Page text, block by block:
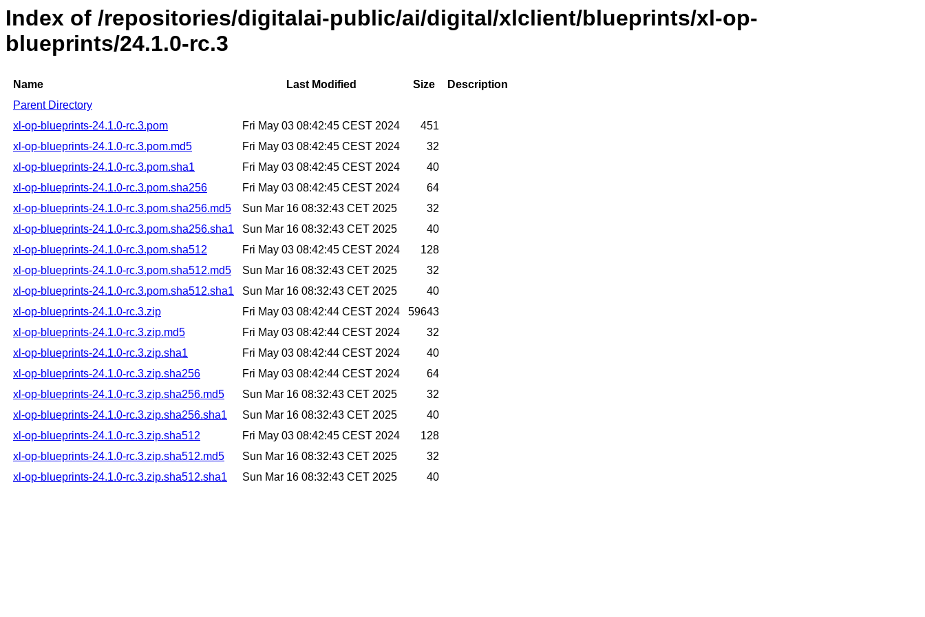
Index of /repositories/digitalai-public/ai/digital/xlclient/blueprints/xl-op-
blueprints/24.1.0-rc.3
Name Last Modified Size
Description
Parent Directory
xl-op-blueprints-24.1.0-rc.3.pom
Fri May 03 08:42:45 CEST 2024
451
xl-op-blueprints-24.1.0-rc.3.pom.md5
Fri May 03 08:42:45 CEST 2024
32
xl-op-blueprints-24.1.0-rc.3.pom.sha1
Fri May 03 08:42:45 CEST 2024
40
xl-op-blueprints-24.1.0-rc.3.pom.sha256
Fri May 03 08:42:45 CEST 2024
64
xl-op-blueprints-24.1.0-rc.3.pom.sha256.md5
Sun Mar 16 08:32:43 CET 2025
32
xl-op-blueprints-24.1.0-rc.3.pom.sha256.sha1
Sun Mar 16 08:32:43 CET 2025
40
xl-op-blueprints-24.1.0-rc.3.pom.sha512
Fri May 03 08:42:45 CEST 2024
128
xl-op-blueprints-24.1.0-rc.3.pom.sha512.md5
Sun Mar 16 08:32:43 CET 2025
32
xl-op-blueprints-24.1.0-rc.3.pom.sha512.sha1
Sun Mar 16 08:32:43 CET 2025
40
xl-op-blueprints-24.1.0-rc.3.zip
Fri May 03 08:42:44 CEST 2024
59643
xl-op-blueprints-24.1.0-rc.3.zip.md5
Fri May 03 08:42:44 CEST 2024
32
xl-op-blueprints-24.1.0-rc.3.zip.sha1
Fri May 03 08:42:44 CEST 2024
40
xl-op-blueprints-24.1.0-rc.3.zip.sha256
Fri May 03 08:42:44 CEST 2024
64
xl-op-blueprints-24.1.0-rc.3.zip.sha256.md5
Sun Mar 16 08:32:43 CET 2025
32
xl-op-blueprints-24.1.0-rc.3.zip.sha256.sha1
Sun Mar 16 08:32:43 CET 2025
40
xl-op-blueprints-24.1.0-rc.3.zip.sha512
Fri May 03 08:42:45 CEST 2024
128
xl-op-blueprints-24.1.0-rc.3.zip.sha512.md5
Sun Mar 16 08:32:43 CET 2025
32
xl-op-blueprints-24.1.0-rc.3.zip.sha512.sha1
Sun Mar 16 08:32:43 CET 2025 40